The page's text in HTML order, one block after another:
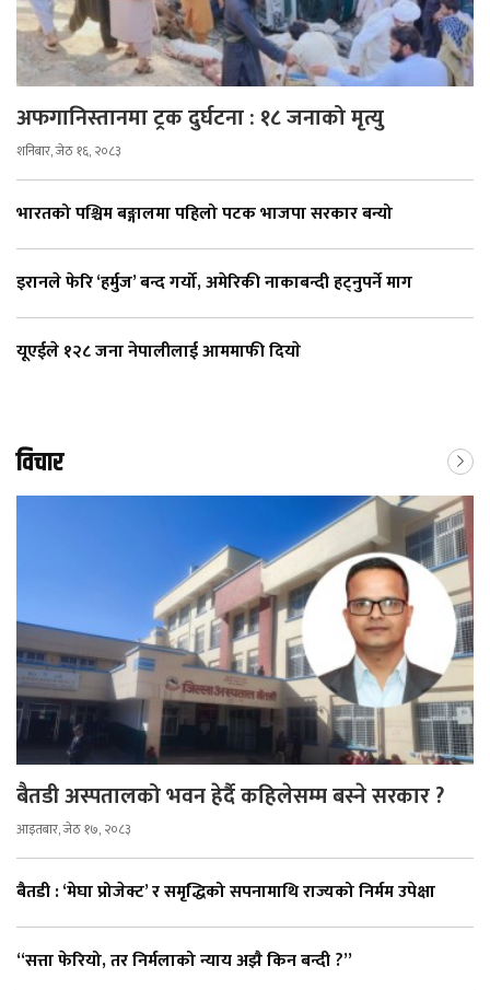
अफगानिस्तानमा ट्रक दुर्घटना : १८ जनाको मृत्यु
शनिबार, जेठ १६, २०८३
भारतको पश्चिम बङ्गालमा पहिलो पटक भाजपा सरकार बन्यो
इरानले फेरि ‘हर्मुज’ बन्द गर्यो, अमेरिकी नाकाबन्दी हट्नुपर्ने माग
यूएईले १२८ जना नेपालीलाई आममाफी दियाे
विचार
बैतडी अस्पतालको भवन हेर्दै कहिलेसम्म बस्ने सरकार ?
आइतबार, जेठ १७, २०८३
बैतडी : ‘मेघा प्रोजेक्ट’ र समृद्धिको सपनामाथि राज्यको निर्मम उपेक्षा
“सत्ता फेरियो, तर निर्मलाको न्याय अझै किन बन्दी ?”